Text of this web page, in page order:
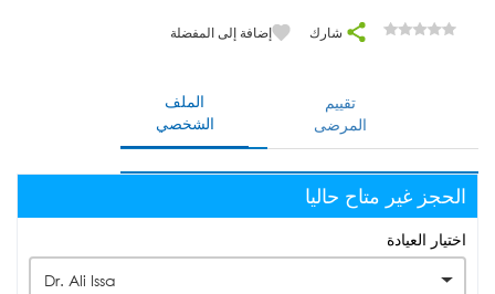
شارك إضافة إلى المفضلة
الملف
الشخصي
تقييم
المرضى
الحجز غير متاح حاليا
اختيار العيادة
Dr. Ali Issa